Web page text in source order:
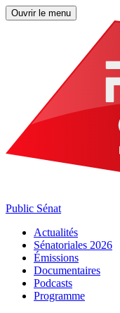
Ouvrir le menu
Public Sénat
Actualités
Sénatoriales 2026
Émissions
Documentaires
Podcasts
Programme